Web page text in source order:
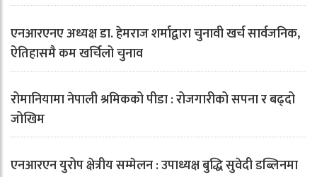
एनआरएनए अध्यक्ष डा. हेमराज शर्माद्वारा चुनावी खर्च सार्वजनिक,
ऐतिहासमै कम खर्चिलो चुनाव
रोमानियामा नेपाली श्रमिकको पीडा : रोजगारीको सपना र बढ्दो
जोखिम
एनआरएन युरोप क्षेत्रीय सम्मेलन : उपाध्यक्ष बुद्धि सुवेदी डब्लिनमा